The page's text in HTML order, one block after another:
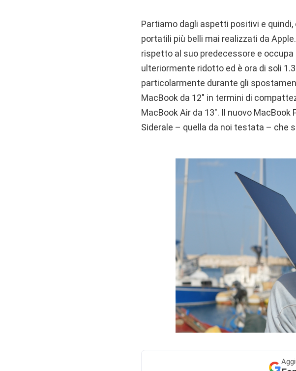
Partiamo dagli aspetti positivi e quindi,
portatili più belli mai realizzati da
rispetto al suo predecessore e
ulteriormente ridotto ed è ora di soli
particolarmente durante gli
MacBook da 12″ in termini di
MacBook Air da 13″. Il nuovo
Siderale – quella da noi testata – che